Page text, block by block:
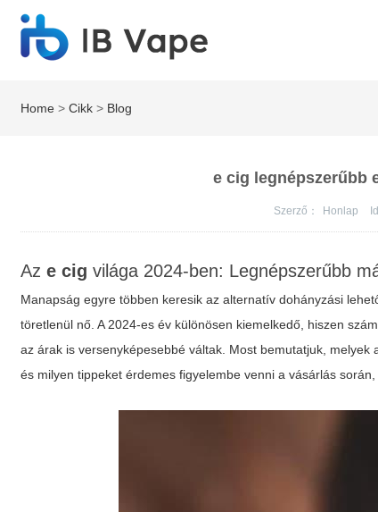
Home >Cikk > Blog
e cig legnépszerűbb
Szerző： Honlap
Aze cig világa 2024-ben: Legnépszerűbb
Manapság egyre többen keresik az alternatív dohányzási
töretlenül nő. A 2024-es év különösen kiemelkedő, hiszen
az árak is versenyképesebbé váltak. Most bemutatjuk, melyek
és milyen tippeket érdemes figyelembe venni a vásárlás